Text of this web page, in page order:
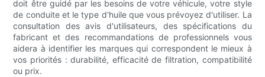
doit être guidé par les besoins de votre véhicule, votre style
de conduite et le type d'huile que vous prévoyez d'utiliser. La
consultation des avis d'utilisateurs, des spécifications du
fabricant et des recommandations de professionnels vous
aidera à identifier les marques qui correspondent le mieux à
vos priorités : durabilité, efficacité de filtration, compatibilité
ou prix.